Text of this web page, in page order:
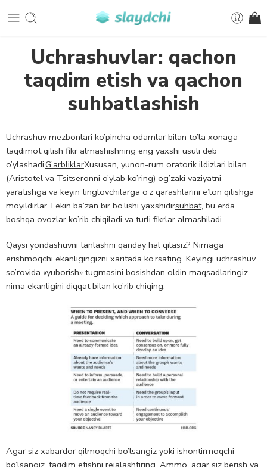
Uchrashuvlar: qachon
taqdim etish va qachon
suhbatlashish
Uchrashuv mezbonlari ko’pincha odamlar bilan to’la xonaga
taqdimot qilish fikr almashishning eng yaxshi usuli deb
o’ylashadi.G’arbliklarXususan, yunon-rum oratorik ildizlari bilan
(Aristotel va Tsitseronni o’ylab ko’ring) og’zaki vaziyatni
yaratishga va keyin tinglovchilarga o’z qarashlarini e’lon qilishga
moyildirlar. Lekin ba’zan bir bo’lishi yaxshidirsuhbat, bu erda
boshqa ovozlar ko’rib chiqiladi va turli fikrlar almashiladi.
Qaysi yondashuvni tanlashni qanday hal qilasiz? Nimaga
erishmoqchi ekanligingizni xaritada ko’rsating. Keyingi uchrashuv
so’rovida «yuborish» tugmasini bosishdan oldin maqsadlaringiz
nima ekanligini diqqat bilan ko’rib chiqing.
Agar siz xabardor qilmoqchi bo’lsangiz yoki ishontirmoqchi
bo’lsangiz, taqdim etishni rejalashtiring. Ammo, agar siz berish va